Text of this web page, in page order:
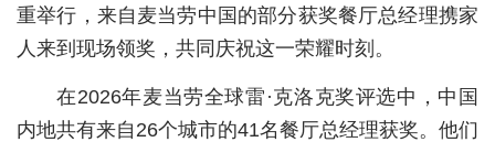
环球
专题
极客圈
重举行，来自麦当劳中国的部分获奖餐厅总经理携家
人来到现场领奖，共同庆祝这一荣耀时刻。
在2026年麦当劳全球雷·克洛克奖评选中，中国
内地共有来自26个城市的41名餐厅总经理获奖。他们